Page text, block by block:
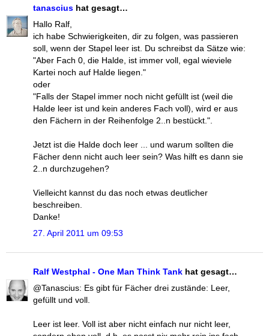
tanascius hat gesagt…
Hallo Ralf,
ich habe Schwierigkeiten, dir zu folgen, was passieren
soll, wenn der Stapel leer ist. Du schreibst da Sätze wie:
"Aber Fach 0, die Halde, ist immer voll, egal wieviele
Kartei noch auf Halde liegen."
oder
"Falls der Stapel immer noch nicht gefüllt ist (weil die
Halde leer ist und kein anderes Fach voll), wird er aus
den Fächern in der Reihenfolge 2..n bestückt.".
Jetzt ist die Halde doch leer ... und warum sollten die
Fächer denn nicht auch leer sein? Was hilft es dann sie
2..n durchzugehen?
Vielleicht kannst du das noch etwas deutlicher
beschreiben.
Danke!
27. April 2011 um 09:53
Ralf Westphal - One Man Think Tank hat gesagt…
@Tanascius: Es gibt für Fächer drei zustände: Leer,
gefüllt und voll.
Leer ist leer. Voll ist aber nicht einfach nur nicht leer,